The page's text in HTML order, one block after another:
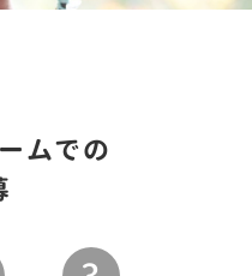
ムでの